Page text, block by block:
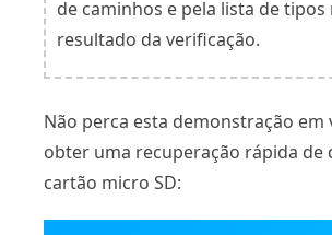
de caminhos e pela lista de tipos
resultado da verificação.
Não perca esta demonstração em
obter uma recuperação rápida de
cartão micro SD: